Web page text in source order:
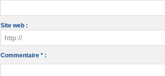
Site web :
Commentaire * :